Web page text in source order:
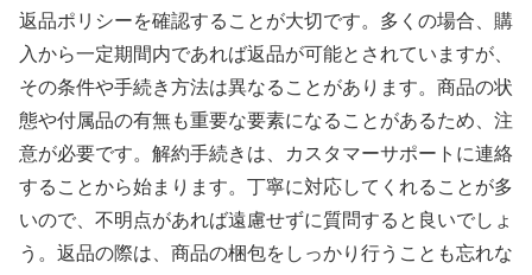
返品ポリシーを確認することが大切です。多くの場合、購
入から一定期間内であれば返品が可能とされていますが、
その条件や手続き方法は異なることがあります。商品の状
態や付属品の有無も重要な要素になることがあるため、注
意が必要です。解約手続きは、カスタマーサポートに連絡
することから始まります。丁寧に対応してくれることが多
いので、不明点があれば遠慮せずに質問すると良いでしょ
う。返品の際は、商品の梱包をしっかり行うことも忘れな